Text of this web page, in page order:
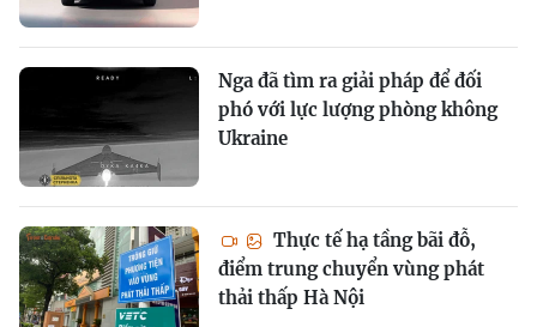
Nga đã tìm ra giải pháp để đối
phó với lực lượng phòng không
Ukraine
Thực tế hạ tầng bãi đỗ,
điểm trung chuyển vùng phát
thải thấp Hà Nội